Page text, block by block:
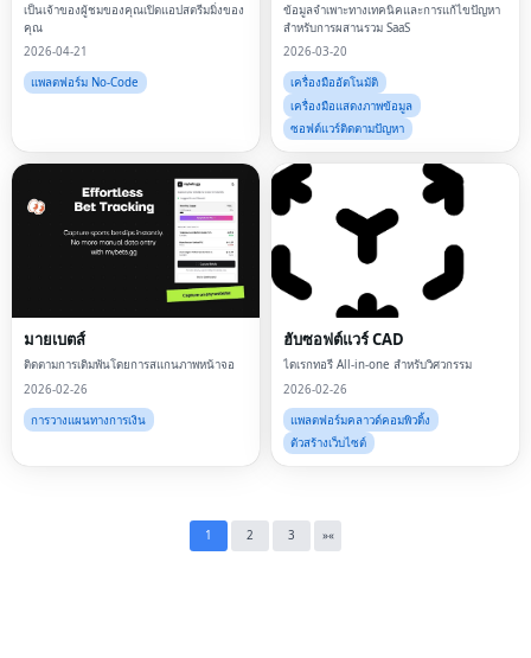
เป็นเจ้าของผู้ชมของคุณเปิดแอปสตรีมมิ่งของ
คุณ
2026-04-21
แพลตฟอร์ม No-Code
ข้อมูลจำเพาะทางเทคนิคและการแก้ไขปัญหา
สำหรับการผสานรวม SaaS
2026-03-20
เครื่องมืออัตโนมัติ
เครื่องมือแสดงภาพข้อมูล
ซอฟต์แวร์ติดตามปัญหา
มายเบตส์
ติดตามการเดิมพันโดยการสแกนภาพหน้าจอ
2026-02-26
การวางแผนทางการเงิน
ฮับซอฟต์แวร์ CAD
ไดเรกทอรี All-in-one สำหรับวิศวกรรม
2026-02-26
แพลตฟอร์มคลาวด์คอมพิวติ้ง
ตัวสร้างเว็บไซต์
1 2 3 »«